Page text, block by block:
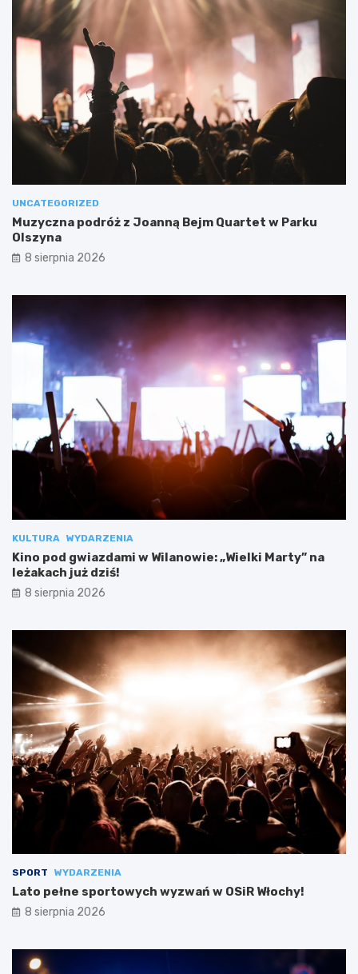
UNCATEGORIZED
Muzyczna podróż z Joanną Bejm Quartet w Parku
Olszyna
8 sierpnia 2026
KULTURA WYDARZENIA
Kino pod gwiazdami w Wilanowie: „Wielki Marty” na
leżakach już dziś!
8 sierpnia 2026
SPORT WYDARZENIA
Lato pełne sportowych wyzwań w OSiR Włochy!
8 sierpnia 2026